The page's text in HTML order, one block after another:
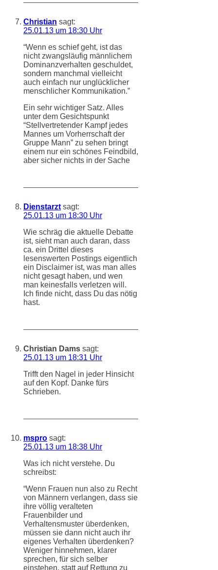
Christian sagt:
25.01.13 um 18:30 Uhr
“Wenn es schief geht, ist das
nicht zwangsläufig männlichem
Dominanzverhalten geschuldet,
sondern manchmal vielleicht
auch einfach nur unglücklicher
menschlicher Kommunikation.”
Ein sehr wichtiger Satz. Alles
unter dem Gesichtspunkt
“Stellvertretender Kampf jedes
Mannes um Vorherrschaft der
Gruppe Mann” zu sehen bringt
einem nur ein schönes Feindbild,
aber sicher nichts in der Sache
Dienstarzt sagt:
25.01.13 um 18:30 Uhr
Wie schräg die aktuelle Debatte
ist, sieht man auch daran, dass
ca. ein Drittel dieses
lesenswerten Postings eigentlich
ein Disclaimer ist, was man alles
nicht gesagt haben, und wen
man keinesfalls verletzen will.
Ich finde nicht, dass Du das nötig
hast.
Christian Dams sagt:
25.01.13 um 18:31 Uhr
Trifft den Nagel in jeder Hinsicht
auf den Kopf. Danke fürs
Schrieben.
mspro sagt:
25.01.13 um 18:38 Uhr
Was ich nicht verstehe. Du
schreibst:
“Wenn Frauen nun also zu Recht
von Männern verlangen, dass sie
ihre völlig veralteten
Frauenbilder und
Verhaltensmuster überdenken,
müssen sie dann nicht auch ihr
eigenes Verhalten überdenken?
Weniger hinnehmen, klarer
sprechen, für sich selber
einstehen, statt auf Rettung zu